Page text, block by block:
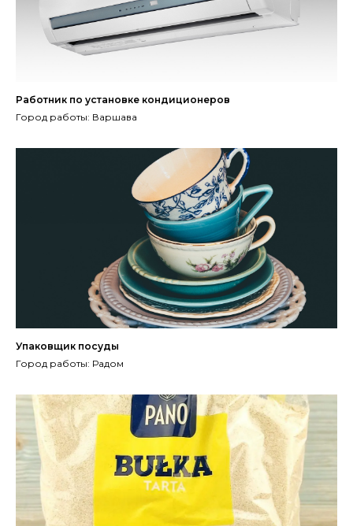
Работник по установке кондиционеров
Город работы: Варшава
Упаковщик посуды
Город работы: Радом